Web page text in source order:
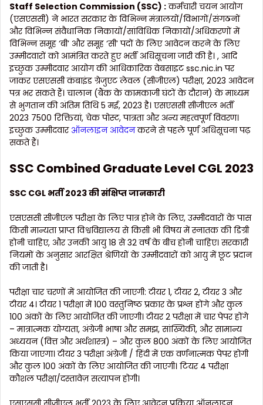
Staff Selection Commission (SSC) :कर्मचारी चयन आयोग
(एसएससी) ने भारत सरकार के विभिन्न मंत्रालयों/विभागों/संगठनों
और विभिन्न संवैधानिक निकायों/सांविधिक निकायों/अधिकरणों में
विभिन्न समूह ‘बी’ और समूह ‘सी’ पदों के लिए आवेदन करने के लिए
उम्मीदवारों को आमंत्रित करते हुए भर्ती अधिसूचना जारी की है। , आदि
इच्छुक उम्मीदवार आयोग की आधिकारिक वेबसाइट ssc.nic.in पर
जाकर एसएससी कंबाइंड ग्रेजुएट लेवल (सीजीएल) परीक्षा, 2023 आवेदन
पत्र भर सकते हैं। चालान (बैंक के कामकाजी घंटों के दौरान) के माध्यम
से भुगतान की अंतिम तिथि 5 मई, 2023 है। एसएससी सीजीएल भर्ती
2023 7500 रिक्तियां, चेक पोस्ट, पात्रता और अन्य महत्वपूर्ण विवरण।
इच्छुक उम्मीदवार ऑनलाइन आवेदनकरने से पहले पूर्ण अधिसूचना पढ़
सकते हैं।
SSC Combined Graduate Level CGL 2023
SSC CGL भर्ती2023 की संक्षिप्त जानकारी
एसएससी सीजीएल परीक्षा के लिए पात्र होने के लिए, उम्मीदवारों के पास
किसी मान्यता प्राप्त विश्वविद्यालय से किसी भी विषय में स्नातक की डिग्री
होनी चाहिए, और उनकी आयु 18 से 32 वर्ष के बीच होनी चाहिए। सरकारी
नियमों के अनुसार आरक्षित श्रेणियों के उम्मीदवारों को आयु में छूट प्रदान
की जाती है।
परीक्षा चार चरणों में आयोजित की जाएगी: टीयर 1, टीयर 2, टीयर 3 और
टीयर 4। टीयर 1 परीक्षा में 100 वस्तुनिष्ठ प्रकार के प्रश्न होंगे और कुल
100 अंकों के लिए आयोजित की जाएगी। टीयर 2 परीक्षा में चार पेपर होंगे
– मात्रात्मक योग्यता, अंग्रेजी भाषा और समझ, सांख्यिकी, और सामान्य
अध्ययन (वित्त और अर्थशास्त्र) – और कुल 800 अंकों के लिए आयोजित
किया जाएगा। टीयर 3 परीक्षा अंग्रेजी / हिंदी में एक वर्णनात्मक पेपर होगी
और कुल 100 अंकों के लिए आयोजित की जाएगी। टियर 4 परीक्षा
कौशल परीक्षा/दस्तावेज़ सत्यापन होगी।